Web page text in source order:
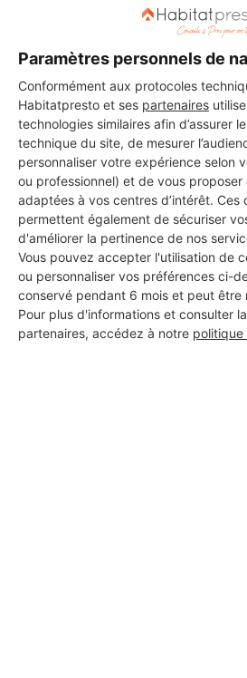
Paramètres personnels de
Conformément aux protocoles
Habitatpresto et ses partenaires
technologies similaires afin d’assurer
technique du site, de mesurer
personnaliser votre expérience selon
ou professionnel) et de vous
adaptées à vos centres d’intérêt. Ces
permettent également de sécuriser
d'améliorer la pertinence de nos
Vous pouvez accepter l'utilisation de
ou personnaliser vos préférences ci-
conservé pendant 6 mois et peut être
Pour plus d'informations et consulter
partenaires, accédez à notre politique
Vous souhaitez réaliser des travaux et
professionnels partout
DEMANDER UN